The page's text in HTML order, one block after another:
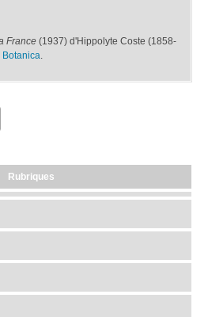
France (1937) d'Hippolyte Coste (1858-
Botanica.
Rubriques